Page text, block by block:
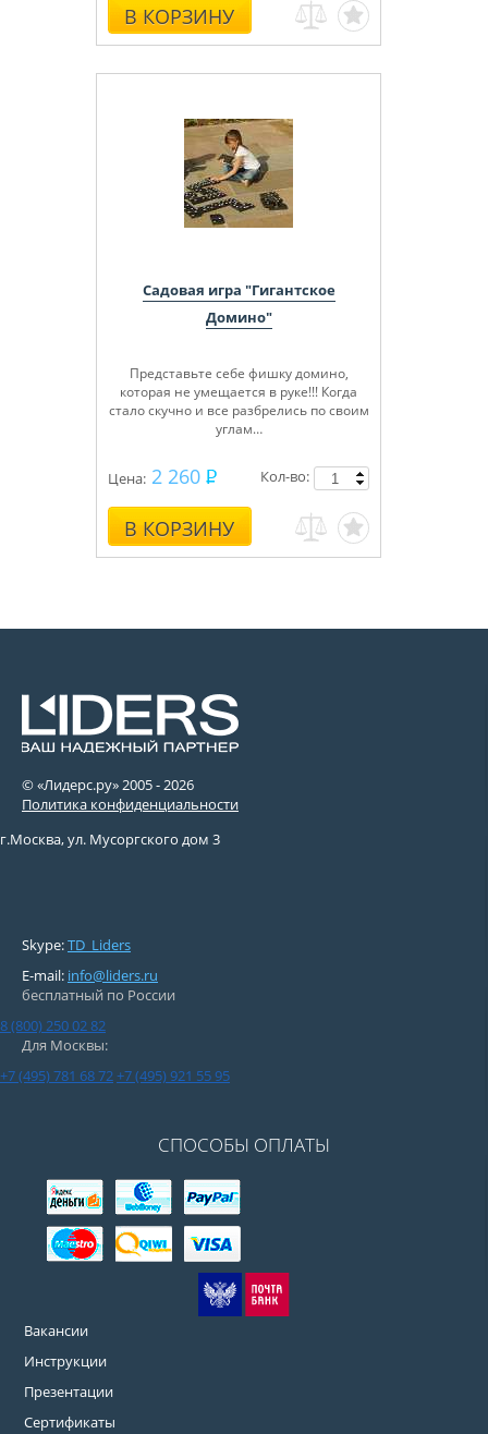
В КОРЗИНУ
Садовая игра "Гигантское
Домино"
Представьте себе фишку домино,
которая не умещается в руке!!! Когда
стало скучно и все разбрелись по своим
углам…
Цена: 2 260
В КОРЗИНУ
Кол-во:
© «Лидерс.ру» 2005 -2026
Политика конфиденциальности
г.Москва, ул. Мусоргского дом 3
Skype:TD_Liders
E-mail: info@liders.ru
бесплатный по России
8 (800) 250 02 82
Для Москвы:
+7 (495) 781 68 72+7 (495) 921 55 95
СПОСОБЫ ОПЛАТЫ
Вакансии
Инструкции
Презентации
Сертификаты